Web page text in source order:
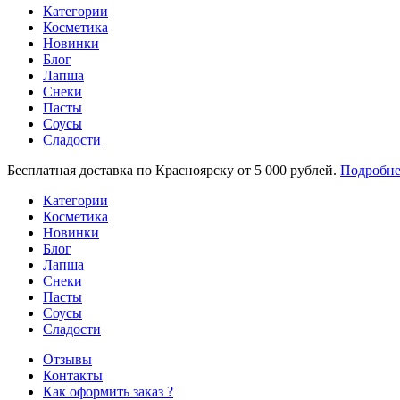
Категории
Косметика
Новинки
Блог
Лапша
Снеки
Пасты
Соусы
Сладости
Бесплатная доставка по Красноярску от 5 000 рублей.
Категории
Косметика
Новинки
Блог
Лапша
Снеки
Пасты
Соусы
Сладости
Отзывы
Контакты
Как оформить заказ ?